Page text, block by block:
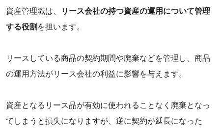
資産管理職は、
リース会社の持つ資産の運用について管理
する役割 を担います。
リースしている商品の契約期間や廃棄などを管理し、商品
の運用方法がリース会社の利益に影響を与えます。
資産となるリース品が有効に使われることなく廃棄となっ
てしまうと損失になりますが、逆に契約が延長になった